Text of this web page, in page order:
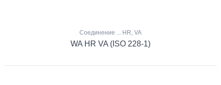
Соединение ... HR, VA
WA HR VA (ISO 228-1)